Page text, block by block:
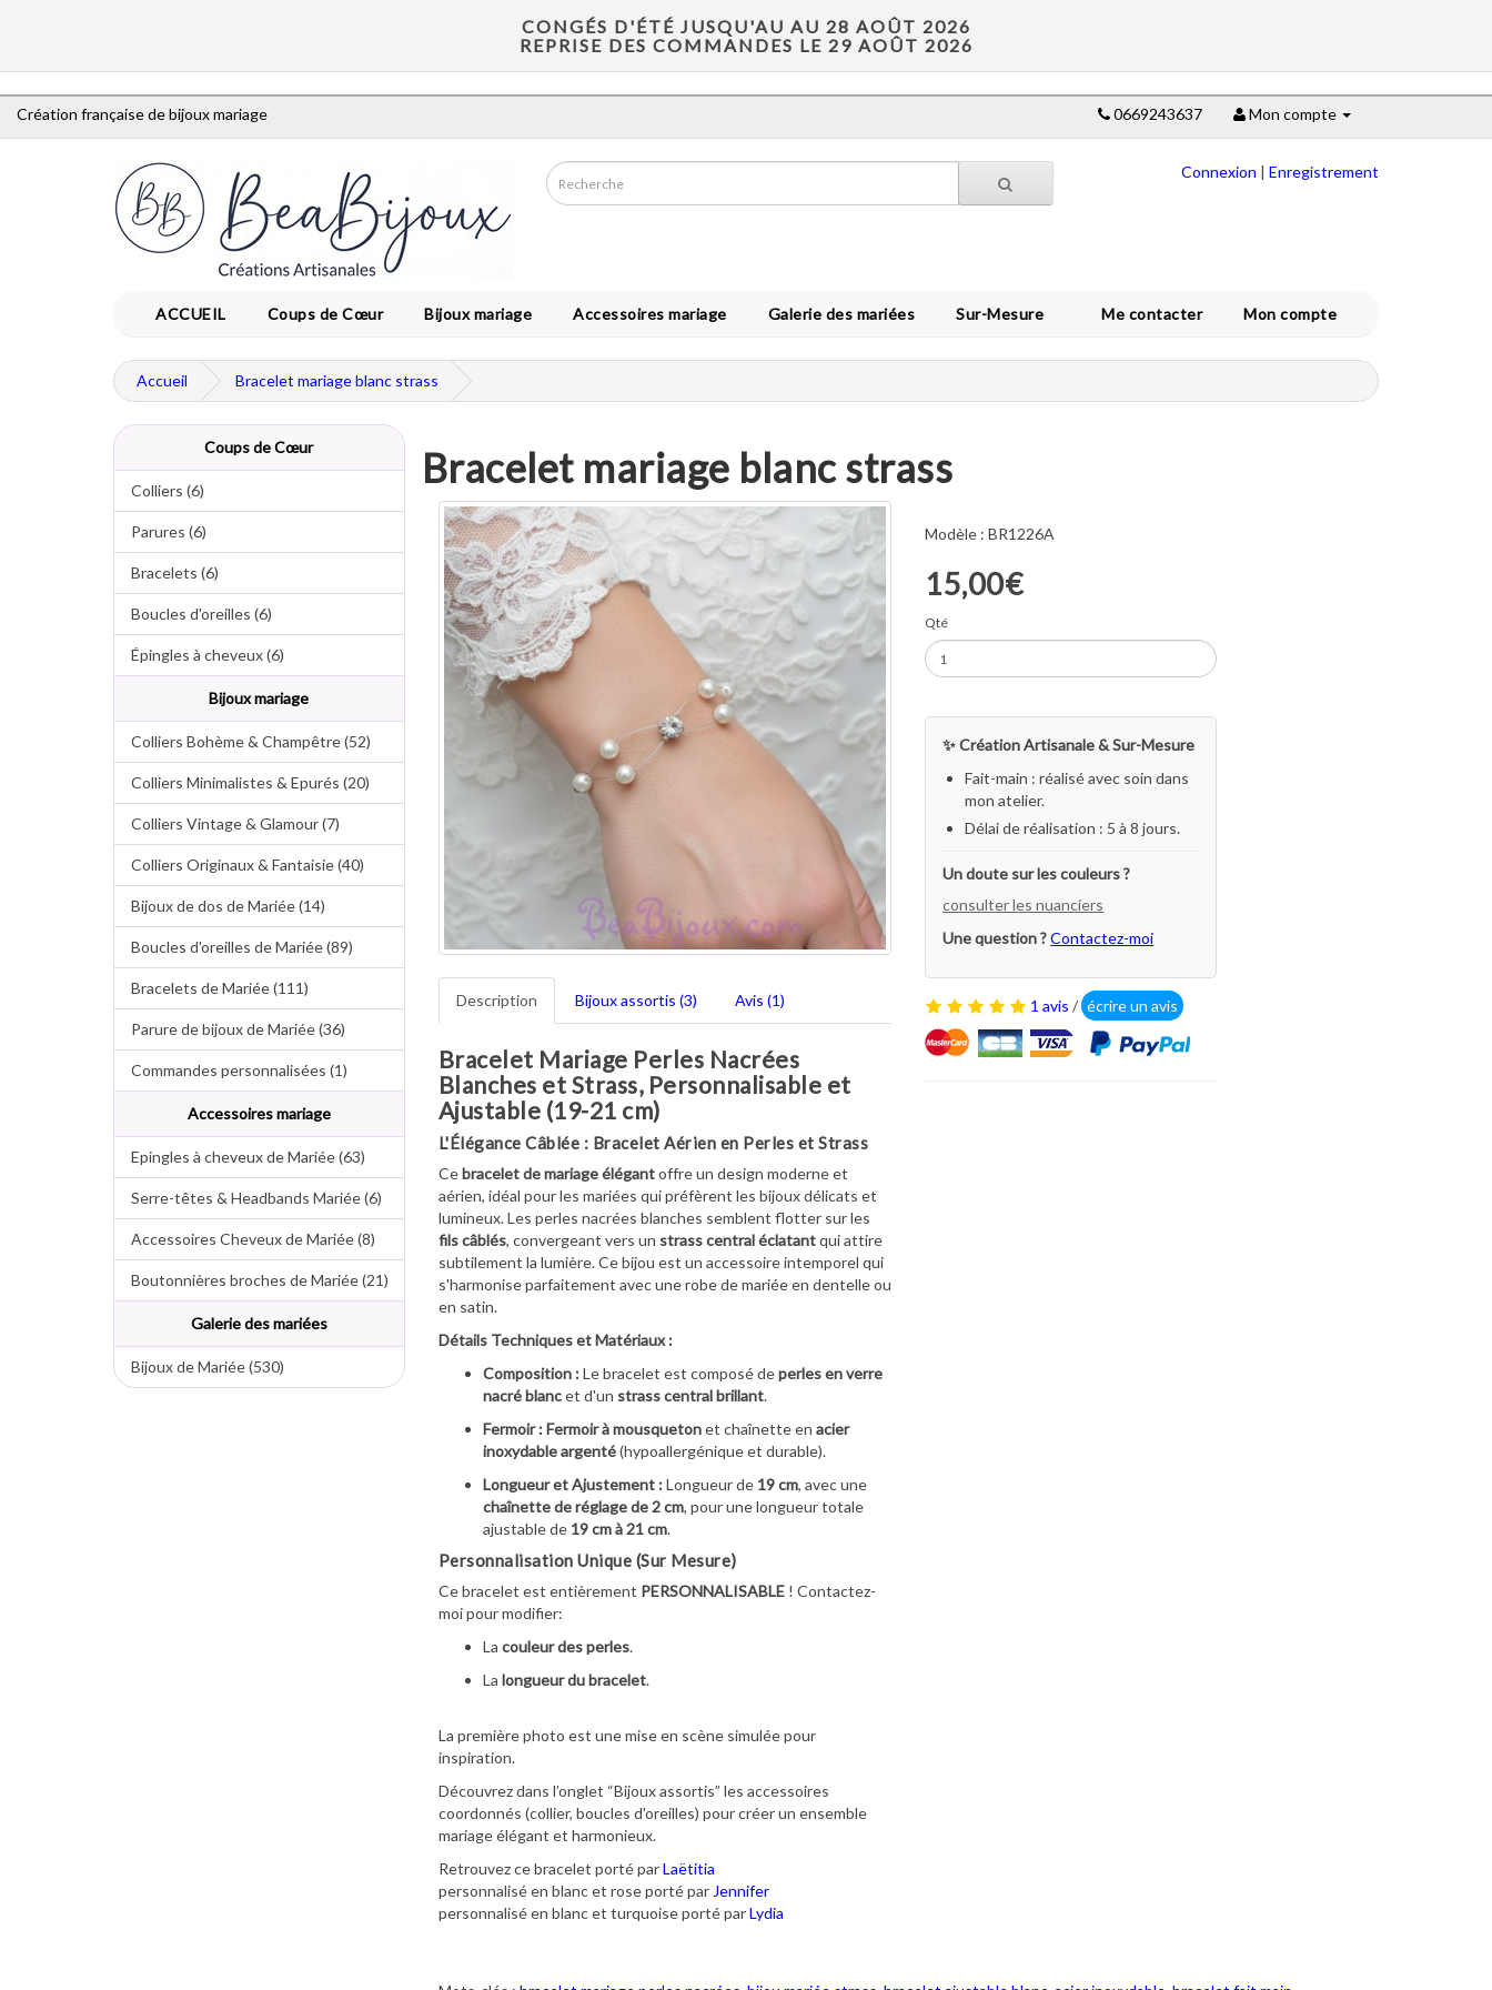
CONGÉS D'ÉTÉ JUSQU'AU AU 28 AOÛT 2026
REPRISE DES COMMANDES LE 29 AOÛT 2026
Création française de bijoux mariage 0669243637 Mon compte
Connexion | Enregistrement
ACCUEIL Coups de Cœur Bijoux mariage Accessoires mariage Galerie des mariées Sur-Mesure Me contacter Mon compte
Accueil Bracelet mariage blanc strass
Coups de Cœur
Colliers (6)
Parures (6)
Bracelets (6)
Boucles d'oreilles (6)
Épingles à cheveux (6)
Bijoux mariage
Colliers Bohème & Champêtre (52)
Colliers Minimalistes & Epurés (20)
Colliers Vintage & Glamour (7)
Colliers Originaux & Fantaisie (40)
Bijoux de dos de Mariée (14)
Boucles d'oreilles de Mariée (89)
Bracelets de Mariée (111)
Parure de bijoux de Mariée (36)
Commandes personnalisées (1)
Accessoires mariage
Epingles à cheveux de Mariée (63)
Serre-têtes & Headbands Mariée (6)
Accessoires Cheveux de Mariée (8)
Boutonnières broches de Mariée (21)
Galerie des mariées
Bijoux de Mariée (530)
Bracelet mariage blanc strass
Description Bijoux assortis (3) Avis (1)
Bracelet Mariage Perles Nacrées
Blanches et Strass, Personnalisable et
Ajustable (19-21 cm)
L'Élégance Câblée : Bracelet Aérien en Perles et Strass
Cebracelet de mariage élégantoffre un design moderne et
aérien, idéal pour les mariées qui préfèrent les bijoux délicats et
lumineux. Les perles nacrées blanches semblent flotter sur les
fils câblés, convergeant vers un strass central éclatantqui attire
subtilement la lumière. Ce bijou est un accessoire intemporel qui
s'harmonise parfaitement avec une robe de mariée en dentelle ou
en satin.
Détails Techniques et Matériaux :
Composition :Le bracelet est composé deperles en verre
nacré blancet d'un strass central brillant.
Fermoir : Fermoir à mousquetonet chaînette en acier
inoxydable argenté(hypoallergénique et durable).
Longueur et Ajustement :Longueur de 19 cm, avec une
chaînette de réglage de 2 cm, pour une longueur totale
ajustable de 19 cm à 21 cm.
Personnalisation Unique (Sur Mesure)
Ce bracelet est entièrement PERSONNALISABLE ! Contactez-
moi pour modifier:
La couleur des perles.
La longueur du bracelet.
La première photo est une mise en scène simulée pour
inspiration.
Découvrez dans l’onglet “Bijoux assortis” les accessoires
coordonnés (collier, boucles d'oreilles) pour créer un ensemble
mariage élégant et harmonieux.
Retrouvez ce bracelet porté parLaëtitia
personnalisé en blanc et rose porté par Jennifer
personnalisé en blanc et turquoise porté parLydia
Modèle : BR1226A
15,00€
Qté
✨ Création Artisanale & Sur-Mesure
Fait-main : réalisé avec soin dans
mon atelier.
Délai de réalisation : 5 à 8 jours.
Un doute sur les couleurs ?
consulter les nuanciers
Une question ?Contactez-moi
1 avis / écrire un avis